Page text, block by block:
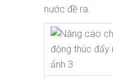
nước đề ra.